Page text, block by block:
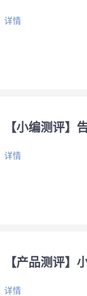
详情
【小编测评】
详情
【产品测评】
详情